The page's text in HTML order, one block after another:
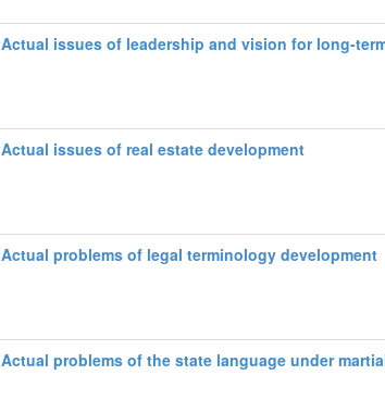
Actual issues of leadership and vision for long-
Actual issues of real estate development
Actual problems of legal terminology development
Actual problems of the state language under